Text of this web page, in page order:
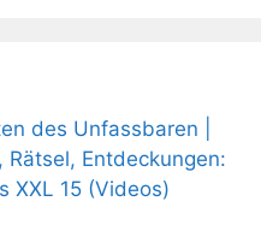
des Unfassbaren |
Rätsel, Entdeckungen:
XXL 15 (Videos)